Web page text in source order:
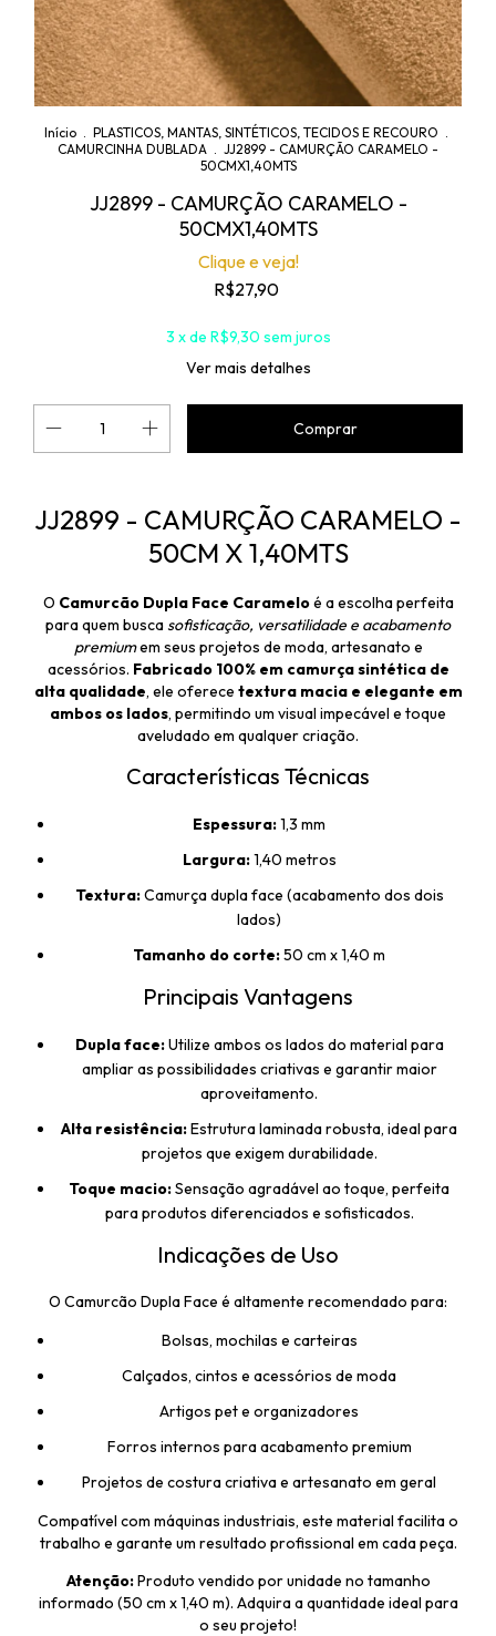
Início . PLASTICOS, MANTAS, SINTÉTICOS, TECIDOS E RECOURO .
CAMURCINHA DUBLADA . JJ2899 - CAMURÇÃO CARAMELO -
50CMX1,40MTS
JJ2899 - CAMURÇÃO CARAMELO -
50CMX1,40MTS
Clique e veja!
R$27,90
3 x de R$9,30 sem juros
Ver mais detalhes
JJ2899 - CAMURÇÃO CARAMELO -
50CM X 1,40MTS
O Camurcão Dupla Face Carameloé a escolha perfeita
para quem buscasofisticação, versatilidade e acabamento
premiumem seus projetos de moda, artesanato e
acessórios. Fabricado 100% em camurça sintética de
alta qualidade, ele oferece textura macia e elegante em
ambos os lados, permitindo um visual impecável e toque
aveludado em qualquer criação.
Características Técnicas
Espessura:1,3 mm
Largura:1,40 metros
Textura:Camurça dupla face (acabamento dos dois
lados)
Tamanho do corte:50 cm x 1,40 m
Principais Vantagens
Dupla face:Utilize ambos os lados do material para
ampliar as possibilidades criativas e garantir maior
aproveitamento.
Alta resistência:Estrutura laminada robusta, ideal para
projetos que exigem durabilidade.
Toque macio:Sensação agradável ao toque, perfeita
para produtos diferenciados e sofisticados.
Indicações de Uso
O Camurcão Dupla Face é altamente recomendado para:
Bolsas, mochilas e carteiras
Calçados, cintos e acessórios de moda
Artigos pet e organizadores
Forros internos para acabamento premium
Projetos de costura criativa e artesanato em geral
Compatível com máquinas industriais, este material facilita o
trabalho e garante um resultado profissional em cada peça.
Atenção:Produto vendido por unidade no tamanho
informado (50 cm x 1,40 m). Adquira a quantidade ideal para
o seu projeto!